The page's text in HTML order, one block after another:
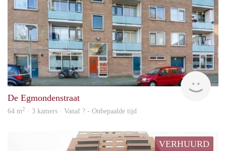
De Egmondenstraat
64 m2 · 3 kamers · Vanaf ? - Onbepaalde tijd
VERHUURD